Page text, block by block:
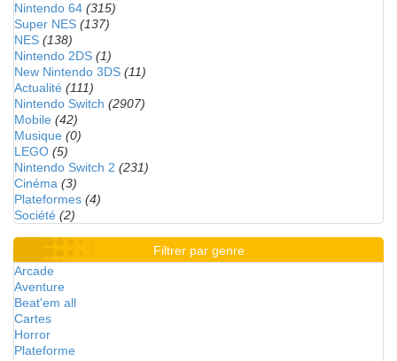
Nintendo 64 (315)
Super NES (137)
NES (138)
Nintendo 2DS (1)
New Nintendo 3DS (11)
Actualité (111)
Nintendo Switch (2907)
Mobile (42)
Musique (0)
LEGO (5)
Nintendo Switch 2 (231)
Cinéma (3)
Plateformes (4)
Société (2)
Filtrer par genre
Arcade
Aventure
Beat'em all
Cartes
Horror
Plateforme